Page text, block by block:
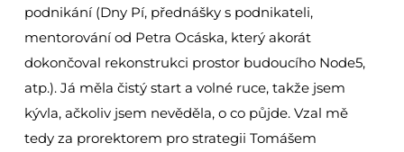
podnikání (Dny Pí, přednášky s podnikateli,
mentorování od Petra Ocáska, který akorát
dokončoval rekonstrukci prostor budoucího Node5,
atp.). Já měla čistý start a volné ruce, takže jsem
kývla, ačkoliv jsem nevěděla, o co půjde. Vzal mě
tedy za prorektorem pro strategii Tomášem